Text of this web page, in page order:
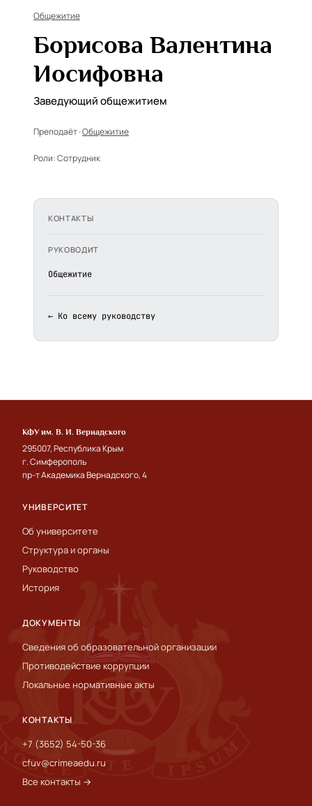
Общежитие
Борисова Валентина
Иосифовна
Заведующий общежитием
Преподаёт ·Общежитие
Роли:Сотрудник
КОНТАКТЫ
РУКОВОДИТ
Общежитие
← Ко всему руководству
КФУ им. В. И. Вернадского
295007, Республика Крым
г. Симферополь
пр-т Академика Вернадского, 4
УНИВЕРСИТЕТ
Об университете
Структура и органы
Руководство
История
ДОКУМЕНТЫ
Сведения об образовательной организации
Противодействие коррупции
Локальные нормативные акты
КОНТАКТЫ
+7 (3652) 54-50-36
cfuv@crimeaedu.ru
Все контакты →